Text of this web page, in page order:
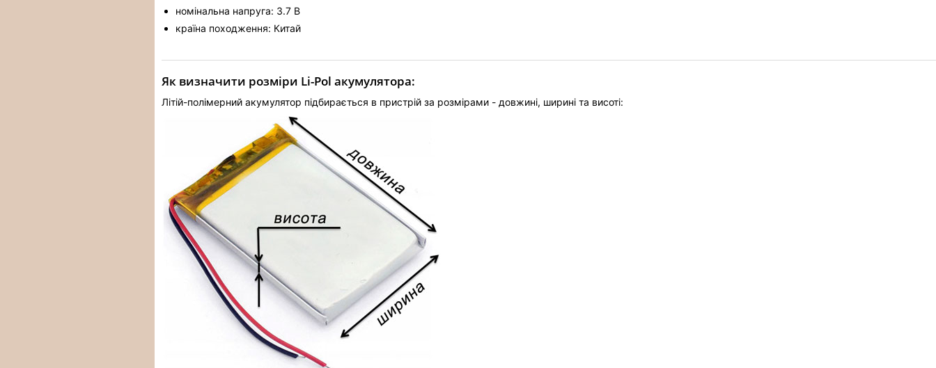
номінальна напруга: 3.7 В
країна походження: Китай
Як визначити розміри Li-Pol акумулятора:
Літій-полімерний акумулятор підбирається в пристрій за розмірами - довжині, ширині та висоті: